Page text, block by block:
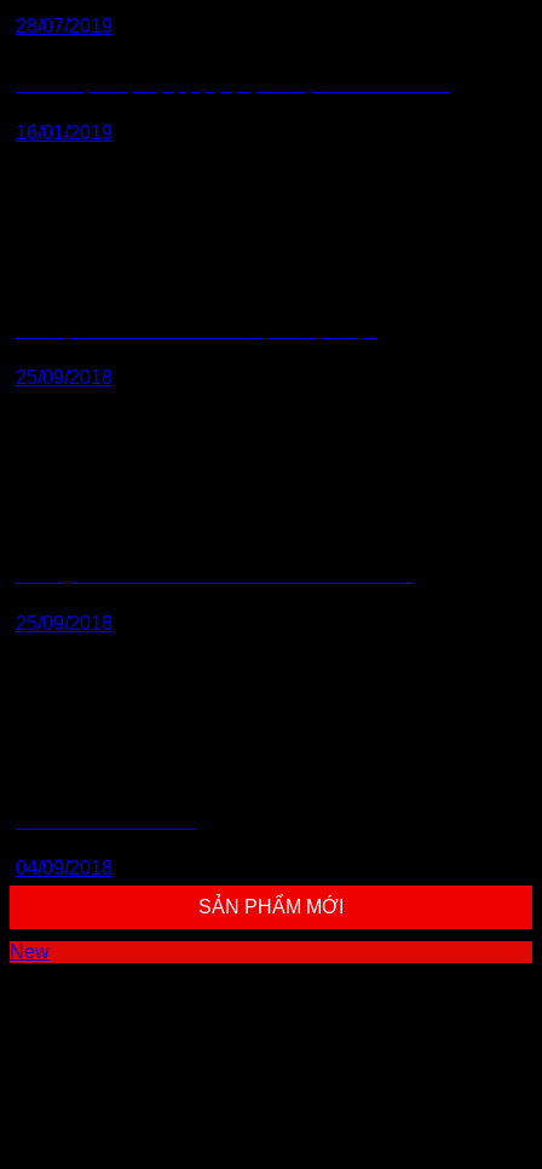
28/07/2019
16/01/2019
25/09/2018
25/09/2018
04/09/2018
SẢN PHẨM MỚI
New